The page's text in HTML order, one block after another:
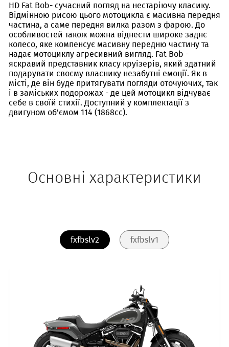
HD Fat Bob- сучасний погляд на нестаріючу класику.
Відмінною рисою цього мотоцикла є масивна передня
частина, а саме передня вилка разом з фарою. До
особливостей також можна віднести широке заднє
колесо, яке компенсує масивну передню частину та
надає мотоциклу агресивний вигляд. Fat Bob -
яскравий представник класу круізерів, який здатний
подарувати своєму власнику незабутні емоції. Як в
місті, де він буде притягувати погляди оточуючих, так
і в заміських подорожах - де цей мотоцикл відчуває
себе в своїй стихії. Доступний у комплектації з
двигуном об'ємом 114 (1868cc).
Основні характеристики
fxfbslv2 fxfbslv1